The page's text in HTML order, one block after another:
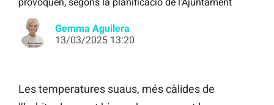
Gemma Aguilera
13/03/2025 13:20
Les temperatures suaus, més càlides de